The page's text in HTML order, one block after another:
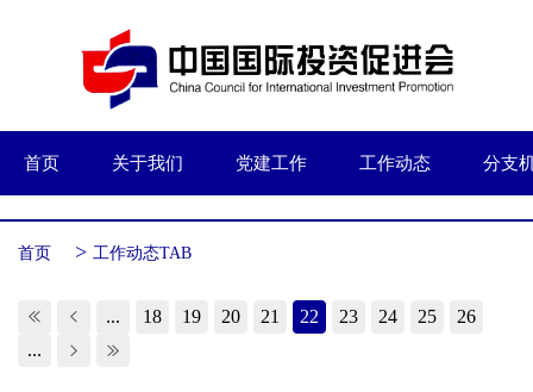
首页 关于我们 党建工作 工作动态 分支
首页 > 工作动态TAB
... 18 19 20 21 22 23 24 25
26
...